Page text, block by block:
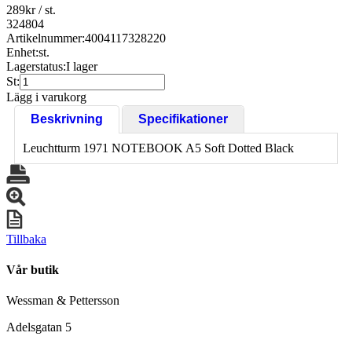
289kr/ st.
324804
Artikelnummer:4004117328220
Enhet:st.
Lagerstatus:I lager
St:
Lägg i varukorg
Beskrivning
Specifikationer
Leuchtturm 1971 NOTEBOOK A5 Soft Dotted Black
Tillbaka
Vår butik
Wessman & Pettersson
Adelsgatan 5